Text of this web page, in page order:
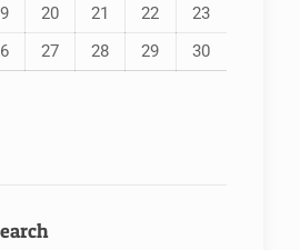
20 21 22
23
27 28 29
30